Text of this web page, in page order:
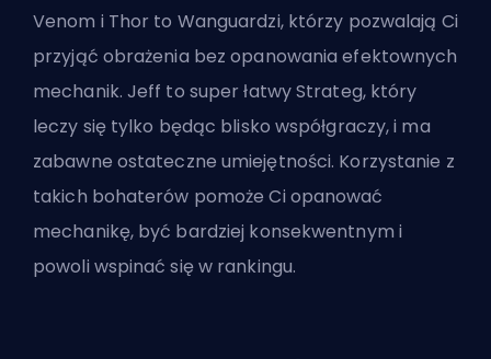
Venom i Thor to Wanguardzi, którzy pozwalają Ci
przyjąć obrażenia bez opanowania efektownych
mechanik. Jeff to super łatwy Strateg, który
leczy się tylko będąc blisko współgraczy, i ma
zabawne ostateczne umiejętności. Korzystanie z
takich bohaterów pomoże Ci opanować
mechanikę, być bardziej konsekwentnym i
powoli wspinać się w rankingu.